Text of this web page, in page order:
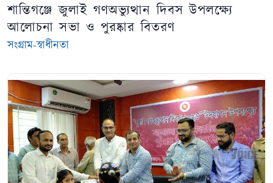
শান্তিগঞ্জে জুলাই গণঅভ্যুত্থান দিবস উপলক্ষ্যে
আলোচনা সভা ও পুরষ্কার বিতরণ
সংগ্রাম-স্বাধীনতা